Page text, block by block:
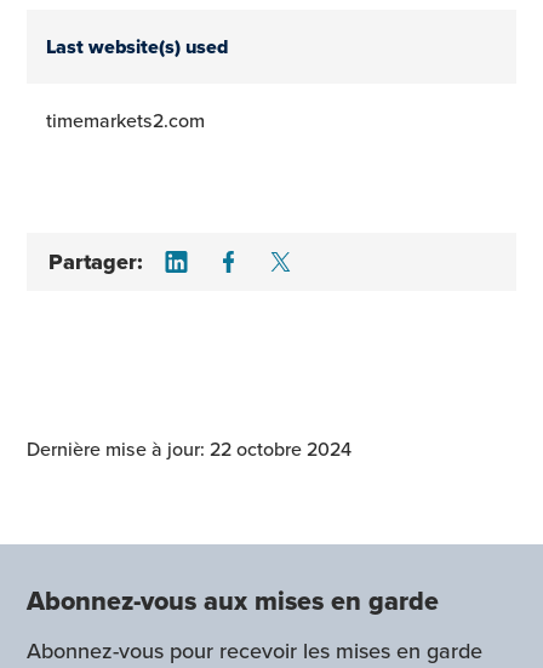
Last website(s) used
timemarkets2.com
Partager: Share on LinkedIn
Share on Facebook
Dernière mise à jour: 22 octobre 2024
Abonnez-vous aux mises en garde
Abonnez-vous pour recevoir les mises en garde